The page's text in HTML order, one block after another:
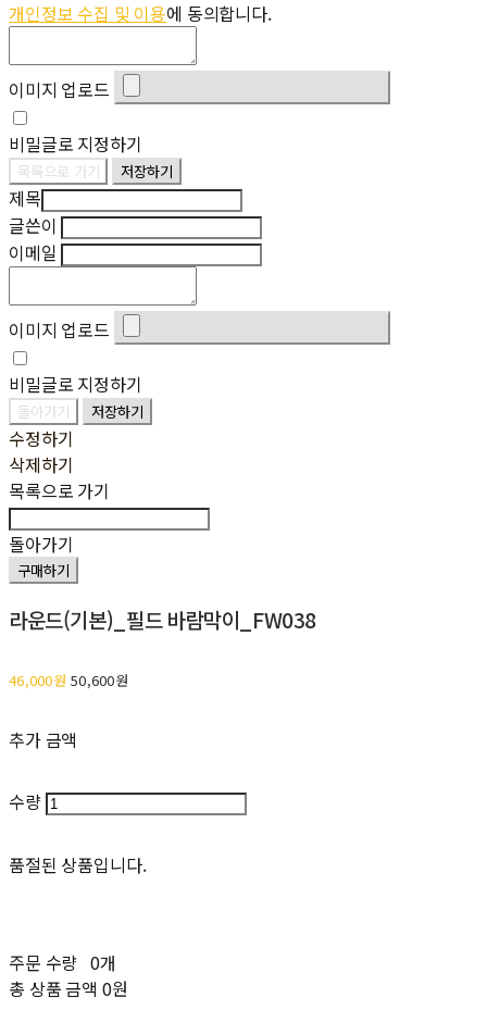
개인정보 수집 및 이용에 동의합니다.
이미지 업로드
비밀글로 지정하기
목록으로 가기 저장하기
제목
글쓴이
이메일
이미지 업로드
비밀글로 지정하기
돌아가기 저장하기
수정하기
삭제하기
목록으로 가기
돌아가기
구매하기
라운드(기본)_필드 바람막이_FW038
46,000원50,600원
추가 금액
수량
품절된 상품입니다.
주문 수량 0개
총 상품 금액 0원